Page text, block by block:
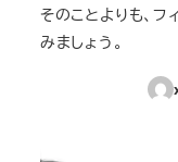
そのことよりも、フ
みましょう。